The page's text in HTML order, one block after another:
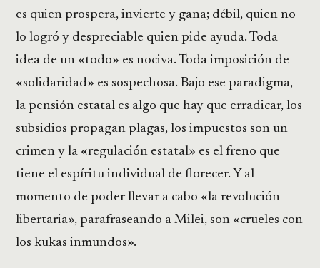
es quien prospera, invierte y gana; débil, quien no
lo logró y despreciable quien pide ayuda. Toda
idea de un «todo» es nociva. Toda imposición de
«solidaridad» es sospechosa. Bajo ese paradigma,
la pensión estatal es algo que hay que erradicar, los
subsidios propagan plagas, los impuestos son un
crimen y la «regulación estatal» es el freno que
tiene el espíritu individual de florecer. Y al
momento de poder llevar a cabo «la revolución
libertaria», parafraseando a Milei, son «crueles con
los kukas inmundos».